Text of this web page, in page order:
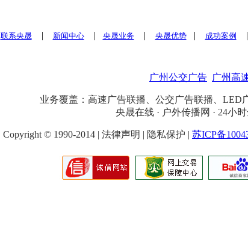
联系央晟| 新闻中心| 央晟业务| 央晟优势| 成功案例
广州公交广告 广州高
业务覆盖：高速广告联播、公交广告联播、
央晟在线 · 户外传播网 · 24小
Copyright © 1990-2014 | 法律声明 | 隐私保护 | 苏ICP备